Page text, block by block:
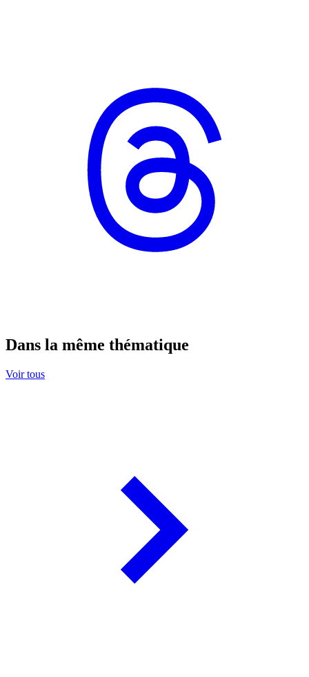
Dans la même thématique
Voir tous